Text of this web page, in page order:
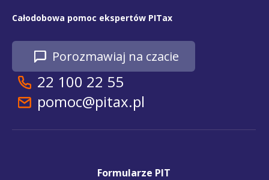
Całodobowa pomoc ekspertów PITax
Porozmawiaj na czacie
22 100 22 55
pomoc@pitax.pl
Formularze PIT